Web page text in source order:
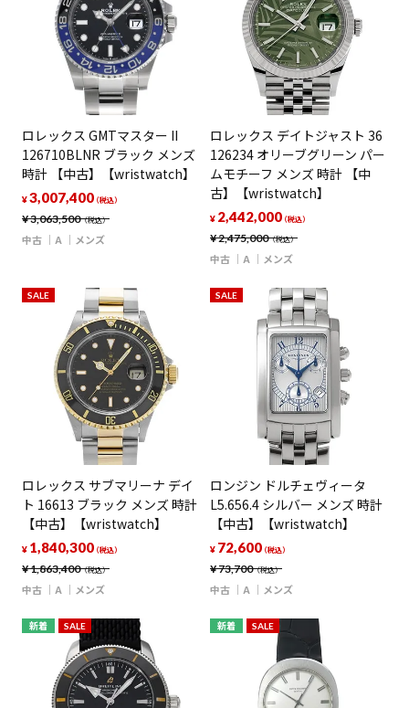
ロレックス GMTマスター II
126710BLNR ブラック メンズ
時計 【中古】【wristwatch】
¥3,063,500（税込）
¥3,007,400（税込）
中古 A メンズ
ロレックス デイトジャスト 36
126234 オリーブグリーン パー
ムモチーフ メンズ 時計 【中
古】【wristwatch】
¥2,475,000（税込）
¥ 2,442,000（税込）
中古 A メンズ
SALE
ロレックス サブマリーナ デイ
ト 16613 ブラック メンズ 時計
【中古】【wristwatch】
¥1,863,400（税込）
¥ 1,840,300（税込）
中古 A メンズ
SALE
ロンジン ドルチェヴィータ
L5.656.4 シルバー メンズ 時計
【中古】【wristwatch】
¥73,700（税込）
¥ 72,600（税込）
中古 A メンズ
新着 SALE 新着 SALE